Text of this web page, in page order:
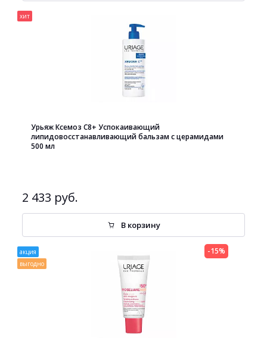
хит
Урьяж Ксемоз С8+ Успокаивающий
липидовосстанавливающий бальзам с церамидами
500 мл
2 433 руб.
В корзину
акция
выгодно
-15%